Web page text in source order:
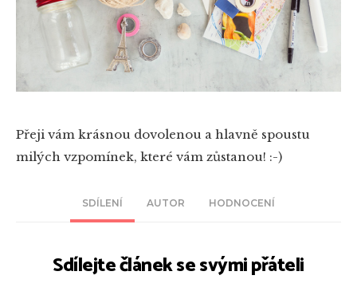
SDÍLENÍ AUTOR HODNOCENÍ
Sdílejte článek se svými přáteli
Přeji vám krásnou dovolenou a hlavně spoustu
milých vzpomínek, které vám zůstanou! :-)